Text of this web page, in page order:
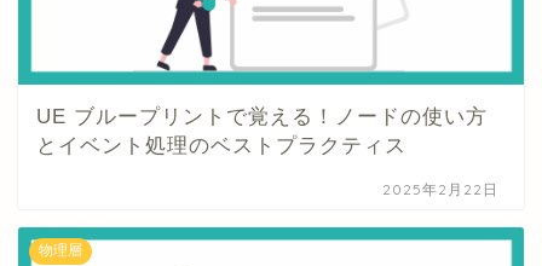
UE ブループリントで覚える！ノードの使い方
とイベント処理のベストプラクティス
2025年2月22日
物理層